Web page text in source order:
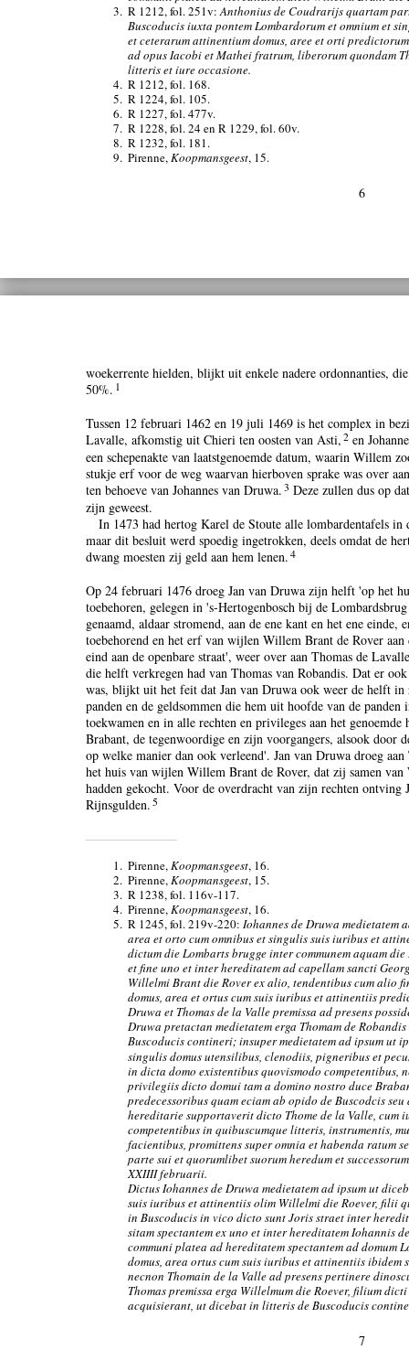
3. R 1212, fol. 251v:Anthonius de Coudrarijs quartam
Buscoducis iuxta pontem Lombardorum et omnium et
et ceterarum attinentium domus, aree et orti
ad opus Iacobi et Mathei fratrum, liberorum quondam
litteris et iure occasione.
4. R 1212, fol. 168.
5. R 1224, fol. 105.
6. R 1227, fol. 477v.
7. R 1228, fol. 24 en R 1229, fol. 60v.
8. R 1232, fol. 181.
9. Pirenne,Koopmansgeest, 15.
6
woekerrente hielden, blijkt uit enkele nadere ordonnanties,
50%. 1
Tussen 12 februari 1462 en 19 juli 1469 is het complex in
Lavalle, afkomstig uit Chieri ten oosten van Asti, 2en
een schepenakte van laatstgenoemde datum, waarin Willem
stukje erf voor de weg waarvan hierboven sprake was over
ten behoeve van Johannes van Druwa. 3 Deze zullen dus op
zijn geweest.
In 1473 had hertog Karel de Stoute alle lombardentafels in
maar dit besluit werd spoedig ingetrokken, deels omdat de
dwang moesten zij geld aan hem lenen. 4
Op 24 februari 1476 droeg Jan van Druwa zijn helft 'op het
toebehoren, gelegen in 's-Hertogenbosch bij de
genaamd, aldaar stromend, aan de ene kant en het ene einde,
toebehorend en het erf van wijlen Willem Brant de Rover aan
eind aan de openbare straat', weer over aan Thomas de
die helft verkregen had van Thomas van Robandis. Dat er
was, blijkt uit het feit dat Jan van Druwa ook weer de helft
panden en de geldsommen die hem uit hoofde van de panden
toekwamen en in alle rechten en privileges aan het
Brabant, de tegenwoordige en zijn voorgangers, alsook door
op welke manier dan ook verleend'. Jan van Druwa droeg
het huis van wijlen Willem Brant de Rover, dat zij samen
hadden gekocht. Voor de overdracht van zijn rechten ontving
Rijnsgulden. 5
1. Pirenne,Koopmansgeest, 16.
2. Pirenne,Koopmansgeest, 15.
3. R 1238, fol. 116v-117.
4. Pirenne,Koopmansgeest, 16.
5. R 1245, fol. 219v-220:Iohannes de Druwa medietatem
area et orto cum omnibus et singulis suis iuribus et
dictum die Lombarts brugge inter communem aquam
et fine uno et inter hereditatem ad capellam sancti
Willelmi Brant die Rover ex alio, tendentibus cum alio
domus, area et ortus cum suis iuribus et attinentiis
Druwa et Thomas de la Valle premissa ad presens
Druwa pretactan medietatem erga Thomam de
Buscoducis contineri; insuper medietatem ad ipsum ut
singulis domus utensilibus, clenodiis, pigneribus et
in dicta domo existentibus quovismodo competentibus,
privilegiis dicto domui tam a domino nostro duce
predecessoribus quam eciam ab opido de Buscodcis
hereditarie supportaverit dicto Thome de la Valle,
competentibus in quibuscumque litteris, instrumentis,
facientibus, promittens super omnia et habenda ratum
parte sui et quorumlibet suorum heredum et
XXIIII februarii.
Dictus Iohannes de Druwa medietatem ad ipsum ut
suis iuribus et attinentiis olim Willelmi die Roever, filii
in Buscoducis in vico dicto sunt Joris straet inter
sitam spectantem ex uno et inter hereditatem Iohannis
communi platea ad hereditatem spectantem ad
domus, area ortus cum suis iuribus et attinentiis ibidem
necnon Thomain de la Valle ad presens pertinere
Thomas premissa erga Willelmum die Roever, filium
acquisierant, ut dicebat in litteris de Buscoducis
7